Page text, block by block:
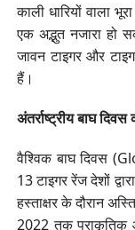
काली धारियों वाला
एक अद्भुत नजारा हो
जावन टाइगर और
हैं।
अंतर्राष्ट्रीय बाघ दिवस
वैश्विक बाघ दिवस
13 टाइगर रेंज देशों
हस्ताक्षर के दौरान
2022 तक प्राकृतिक